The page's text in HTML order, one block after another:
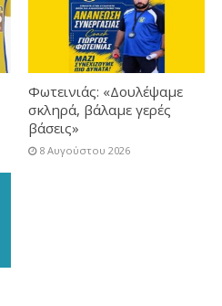
Φωτεινιάς: «Δουλέψαμε
σκληρά, βάλαμε γερές
βάσεις»
8 Αυγούστου 2026